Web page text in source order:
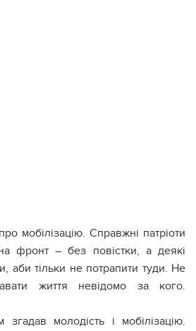
мобілізацію. Справжні патріоти
фронт – без повістки, а деякі
аби тільки не потрапити туди. Не
життя невідомо за кого.
молодість і мобілізацію.